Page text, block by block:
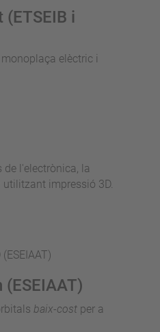
i
elèctric i
de l'electrònica, la
impressió 3D.
baix-cost per a